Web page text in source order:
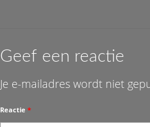
Geef een reactie
Je e-mailadres wordt niet
Reactie *